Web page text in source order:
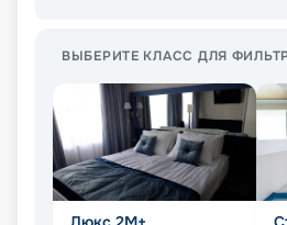
ВЫБЕРИТЕ КЛАСС ДЛЯ